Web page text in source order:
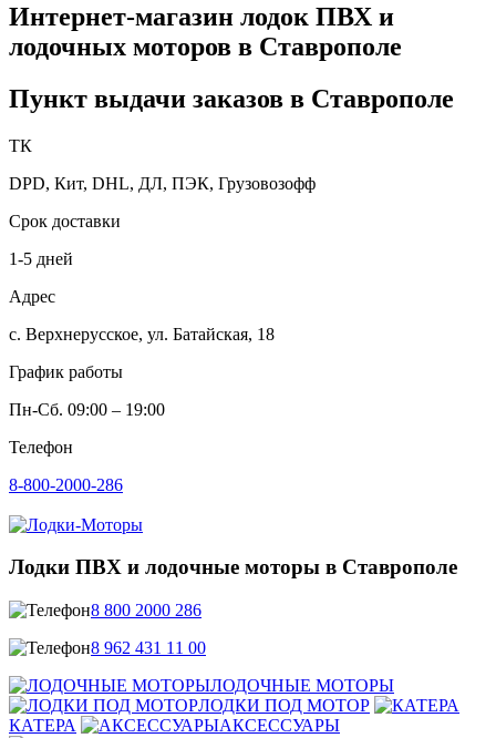
Интернет-магазин лодок ПВХ и
лодочных моторов в Ставрополе
Пункт выдачи заказов в Ставрополе
ТК
DPD, Кит, DHL, ДЛ, ПЭК, Грузовозофф
Срок доставки
1-5 дней
Адрес
с. Верхнерусское, ул. Батайская, 18
График работы
Пн-Сб. 09:00 – 19:00
Телефон
8-800-2000-286
Лодки ПВХ и лодочные моторы в Ставрополе
8 800 2000 286
8 962 431 11 00
ЛОДОЧНЫЕ МОТОРЫ
ЛОДКИ ПОД МОТОР
КАТЕРА
АКСЕССУАРЫ